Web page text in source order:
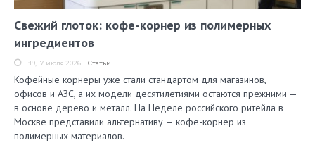
Свежий глоток: кофе-корнер из полимерных
ингредиентов
11:19, 17 июля 2026 Статьи
Кофейные корнеры уже стали стандартом для магазинов,
офисов и АЗС, а их модели десятилетиями остаются прежними —
в основе дерево и металл. На Неделе российского ритейла в
Москве представили альтернативу — кофе-корнер из
полимерных материалов.